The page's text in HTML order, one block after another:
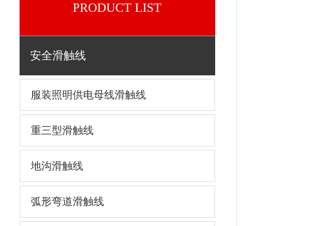
PRODUCT LIST
安全滑触线
服装照明供电母线滑触线
重三型滑触线
地沟滑触线
弧形弯道滑触线